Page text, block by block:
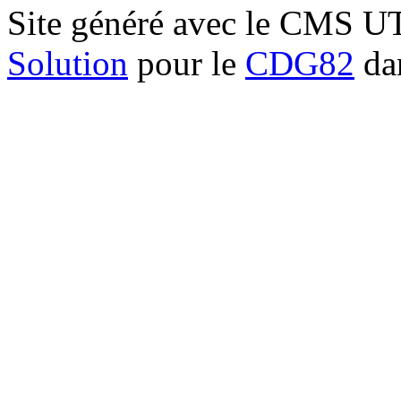
Site généré avec le CMS
Solution pour le CDG82